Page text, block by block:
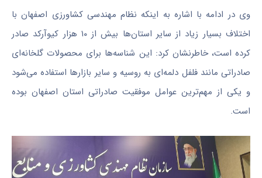
وی در ادامه با اشاره به اینکه نظام مهندسی کشاورزی اصفهان با
اختلاف بسیار زیاد از سایر استان‌ها بیش از ۱۰ هزار کیوآرکد صادر
کرده است، خاطرنشان کرد: این شناسه‌ها برای محصولات گلخانه‌ای
صادراتی مانند فلفل دلمه‌ای به روسیه و سایر بازارها استفاده می‌شود
و یکی از مهم‌ترین عوامل موفقیت صادراتی استان اصفهان بوده
است.